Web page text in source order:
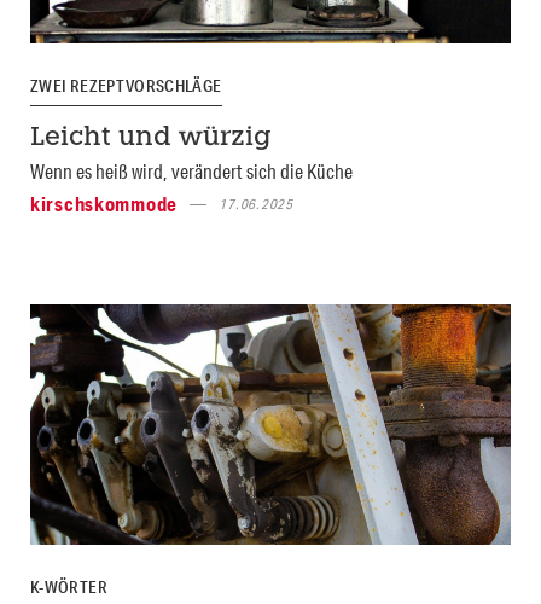
ZWEI REZEPTVORSCHLÄGE
Leicht und würzig
Wenn es heiß wird, verändert sich die Küche
kirschskommode
17.06.2025
K-WÖRTER